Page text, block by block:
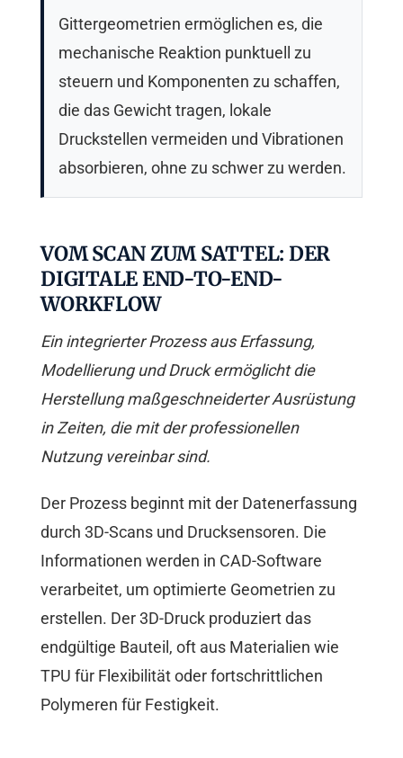
Gittergeometrien ermöglichen es, die
mechanische Reaktion punktuell zu
steuern und Komponenten zu schaffen,
die das Gewicht tragen, lokale
Druckstellen vermeiden und Vibrationen
absorbieren, ohne zu schwer zu werden.
VOM SCAN ZUM SATTEL: DER
DIGITALE END-TO-END-
WORKFLOW
Ein integrierter Prozess aus Erfassung,
Modellierung und Druck ermöglicht die
Herstellung maßgeschneiderter Ausrüstung
in Zeiten, die mit der professionellen
Nutzung vereinbar sind.
Der Prozess beginnt mit der Datenerfassung
durch 3D-Scans und Drucksensoren. Die
Informationen werden in CAD-Software
verarbeitet, um optimierte Geometrien zu
erstellen. Der 3D-Druck produziert das
endgültige Bauteil, oft aus Materialien wie
TPU für Flexibilität oder fortschrittlichen
Polymeren für Festigkeit.